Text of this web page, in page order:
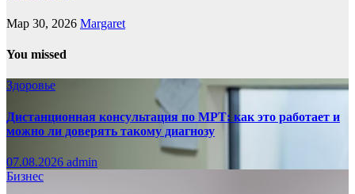
Мар 30, 2026 Margaret
You missed
Здоровье
Дистанционная консультация по МРТ: как это работает и
можно ли доверять такому диагнозу
07.08.2026 admin
Бизнес